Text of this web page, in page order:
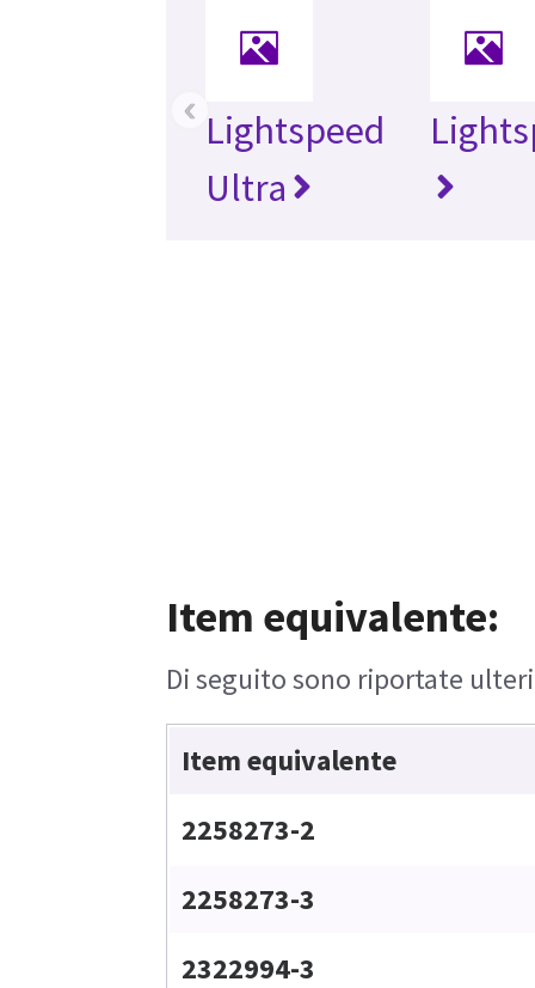
Lightspeed
Ultra
‹
Item equivalente:
Di seguito sono riportate
Item equivalente
2258273-2
2258273-3
2322994-3